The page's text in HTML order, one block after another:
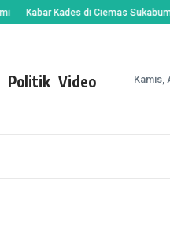
Kabar Kades di Ciemas Sukabumi
Politik Video Kamis,